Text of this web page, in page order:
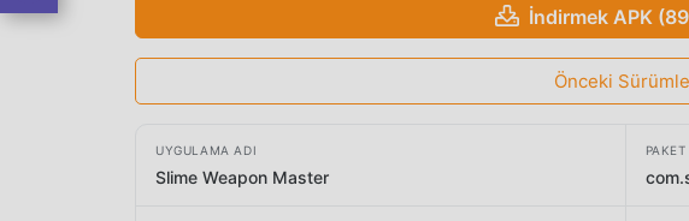
İndirmek APK
Önceki
UYGULAMA ADI
Slime Weapon Master